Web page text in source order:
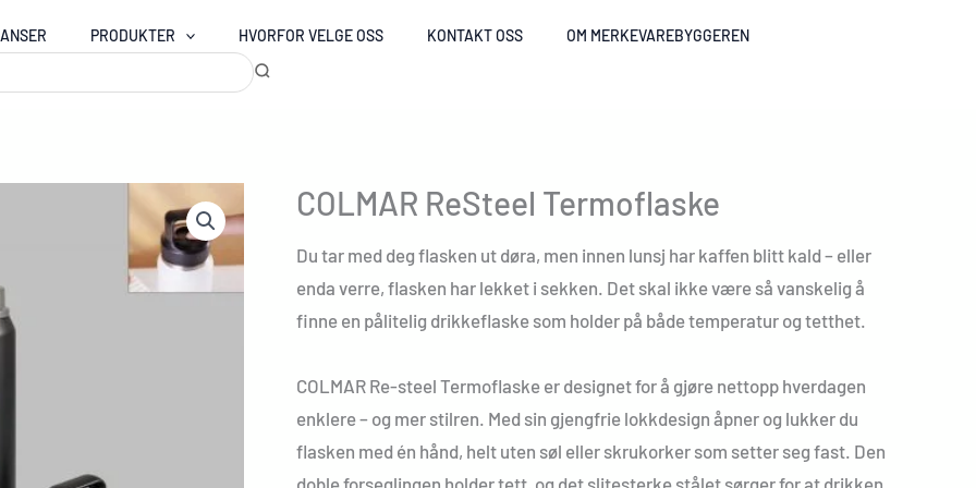
PRODUKTER HVORFOR VELGE OSS KONTAKT OSS OM MERKEVAREBYGGEREN
COLMAR ReSteel Termoflaske
Du tar med deg flasken ut døra, men innen lunsj har kaffen blitt kald – eller
enda verre, flasken har lekket i sekken. Det skal ikke være så vanskelig å
finne en pålitelig drikkeflaske som holder på både temperatur og tetthet.
COLMAR Re-steel Termoflaske er designet for å gjøre nettopp hverdagen
enklere – og mer stilren. Med sin gjengfrie lokkdesign åpner og lukker du
flasken med én hånd, helt uten søl eller skrukorker som setter seg fast. Den
doble forseglingen holder tett, og det slitesterke stålet sørger for at drikken